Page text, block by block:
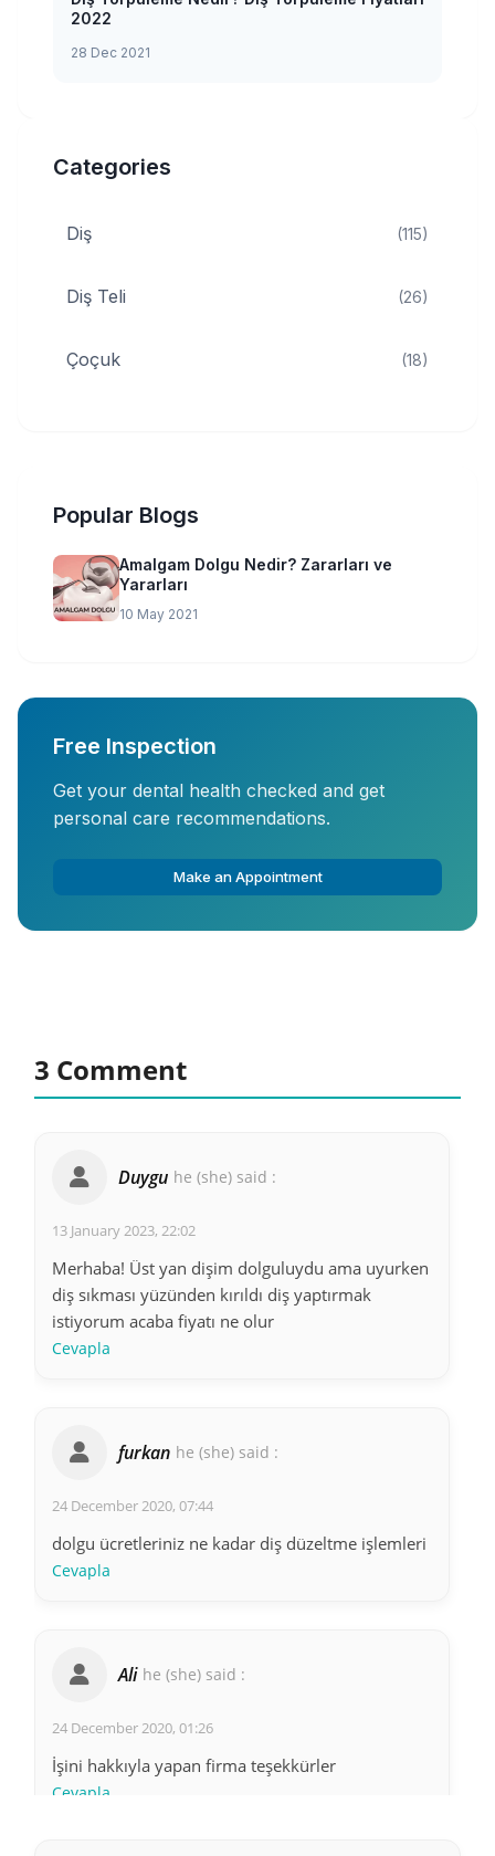
2022
28 Dec 2021
Categories
Diş (115)
Diş Teli (26)
Çoçuk (18)
Popular Blogs
Amalgam Dolgu Nedir? Zararları ve
Yararları
10 May 2021
Free Inspection
Get your dental health checked and get
personal care recommendations.
Make an Appointment
3 Comment
Duygu he (she) said :
13 January 2023, 22:02
Merhaba! Üst yan dişim dolguluydu ama uyurken
diş sıkması yüzünden kırıldı diş yaptırmak
istiyorum acaba fiyatı ne olur
Cevapla
furkan he (she) said :
24 December 2020, 07:44
dolgu ücretleriniz ne kadar diş düzeltme işlemleri
Cevapla
Ali he (she) said :
24 December 2020, 01:26
İşini hakkıyla yapan firma teşekkürler
Cevapla